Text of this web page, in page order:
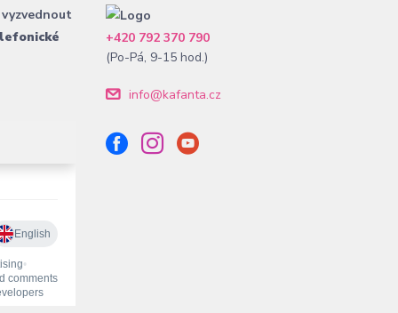
+420 792 370 790
(Po-Pá, 9-15 hod.)
info@kafanta.cz